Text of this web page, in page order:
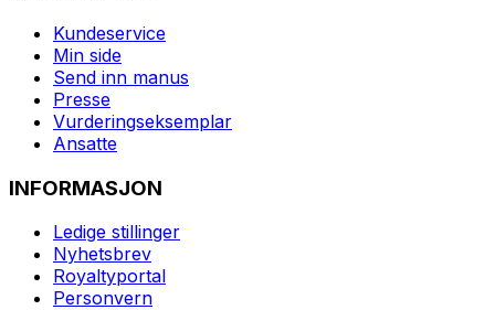
Kundeservice
Min side
Send inn manus
Presse
Vurderingseksemplar
Ansatte
INFORMASJON
Ledige stillinger
Nyhetsbrev
Royaltyportal
Personvern